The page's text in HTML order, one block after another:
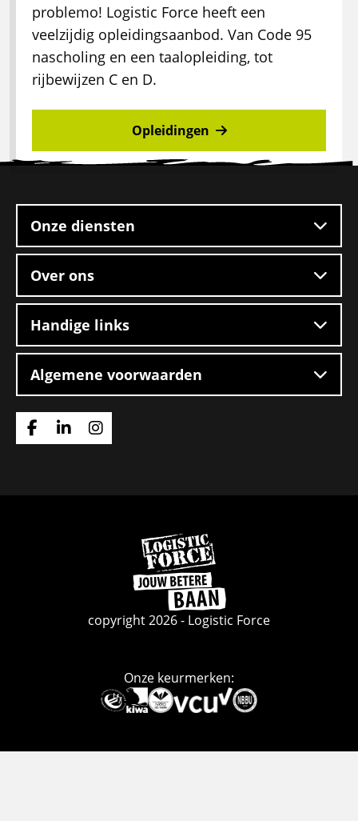
problemo! Logistic Force heeft een
veelzijdig opleidingsaanbod. Van Code 95
nascholing en een taalopleiding, tot
rijbewijzen C en D.
Opleidingen
footer
Onze diensten
Over ons
Handige links
Algemene voorwaarden
Ga
Ga
Ga
Ga
naar
de
homepage
copyright 2026 - Logistic Force
Onze keurmerken:
Deze
link
naar